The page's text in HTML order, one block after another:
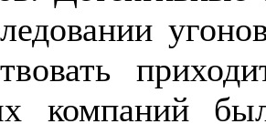
компаний